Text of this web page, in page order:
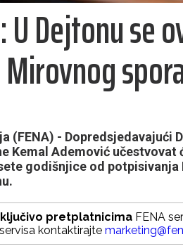
Dejtonu se
(FENA) -
Kemal Ademović učestvovat
godišnjice od
pretplatnicima FENA
kontaktirajte